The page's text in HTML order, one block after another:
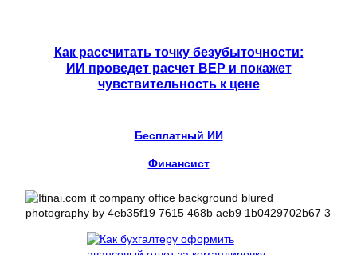
Как рассчитать точку безубыточности:
ИИ проведет расчет BEP и покажет
чувствительность к цене
Бесплатный ИИ
Финансист